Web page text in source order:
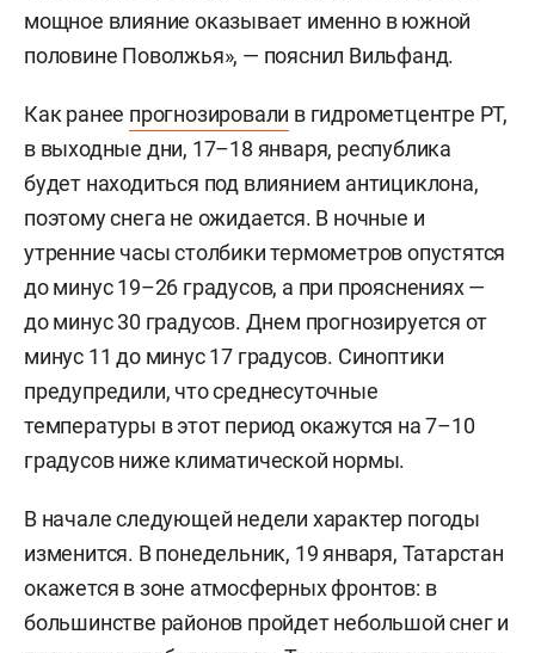
мощное влияние оказывает именно в южной
половине Поволжья», — пояснил Вильфанд.
Как ранее прогнозировали в гидрометцентре РТ,
в выходные дни, 17–18 января, республика
будет находиться под влиянием антициклона,
поэтому снега не ожидается. В ночные и
утренние часы столбики термометров опустятся
до минус 19–26 градусов, а при прояснениях —
до минус 30 градусов. Днем прогнозируется от
минус 11 до минус 17 градусов. Синоптики
предупредили, что среднесуточные
температуры в этот период окажутся на 7–10
градусов ниже климатической нормы.
В начале следующей недели характер погоды
изменится. В понедельник, 19 января, Татарстан
окажется в зоне атмосферных фронтов: в
большинстве районов пройдет небольшой снег и